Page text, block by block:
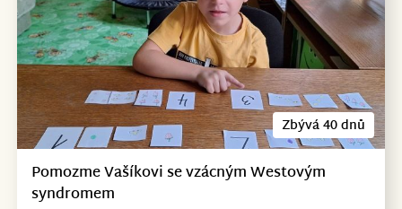
Zbývá 40 dnů
Pomozme Vašíkovi se vzácným Westovým
syndromem